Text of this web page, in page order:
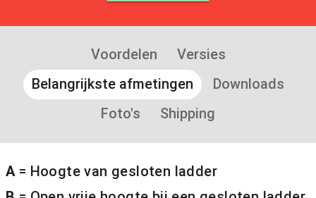
Voordelen
Versies
Belangrijkste afmetingen
Downloads
Foto's
Shipping
A= Hoogte van gesloten ladder